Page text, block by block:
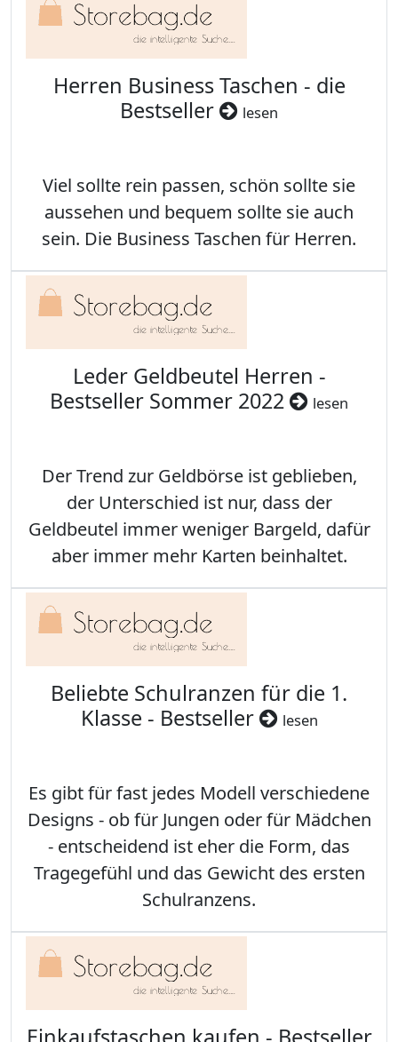
Herren Business Taschen - die
Bestseller
lesen
Viel sollte rein passen, schön sollte sie
aussehen und bequem sollte sie auch
sein. Die Business Taschen für Herren.
Leder Geldbeutel Herren -
Bestseller Sommer 2022
lesen
Der Trend zur Geldbörse ist geblieben,
der Unterschied ist nur, dass der
Geldbeutel immer weniger Bargeld, dafür
aber immer mehr Karten beinhaltet.
Beliebte Schulranzen für die 1.
Klasse - Bestseller
lesen
Es gibt für fast jedes Modell verschiedene
Designs - ob für Jungen oder für Mädchen
- entscheidend ist eher die Form, das
Tragegefühl und das Gewicht des ersten
Schulranzens.